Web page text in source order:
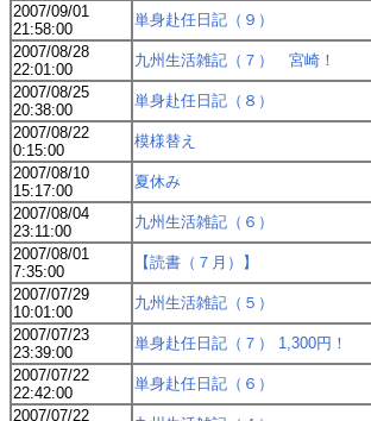
2007/09/01
21:58:00
単身赴任日記（９）
2007/08/28
22:01:00
九州生活雑記（７） 宮崎！
2007/08/25
20:38:00
単身赴任日記（８）
2007/08/22
0:15:00
模様替え
2007/08/10
15:17:00
夏休み
2007/08/04
23:11:00
九州生活雑記（６）
2007/08/01
7:35:00
【読書（７月）】
2007/07/29
10:01:00
九州生活雑記（５）
2007/07/23
23:39:00
単身赴任日記（７） 1,300円！
2007/07/22
22:42:00
単身赴任日記（６）
2007/07/22